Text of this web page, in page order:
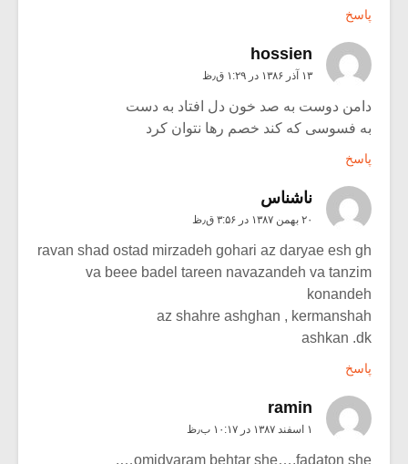
پاسخ
hossien
۱۳ آذر ۱۳۸۶ در ۱:۲۹ ق٫ظ
دامن دوست به صد خون دل افتاد به دست
به فسوسی که کند خصم رها نتوان کرد
پاسخ
ناشناس
۲۰ بهمن ۱۳۸۷ در ۳:۵۶ ق٫ظ
ravan shad ostad mirzadeh gohari az daryae esh gh
va beee badel tareen navazandeh va tanzim
konandeh
az shahre ashghan , kermanshah
ashkan .dk
پاسخ
ramin
۱ اسفند ۱۳۸۷ در ۱۰:۱۷ ب٫ظ
omidvaram behtar she….fadaton she….